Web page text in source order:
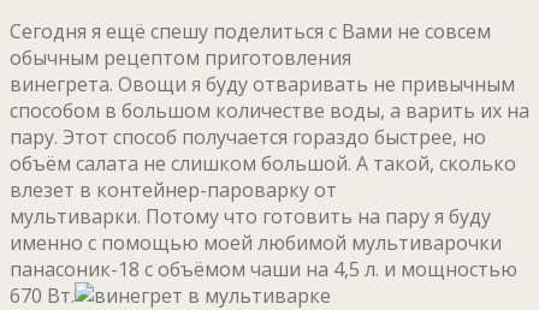
Сегодня я ещё спешу поделиться с Вами не совсем
обычным рецептом приготовления
винегрета. Овощи я буду отваривать не привычным
способом в большом количестве воды, а варить их на
пару. Этот способ получается гораздо быстрее, но
объём салата не слишком большой. А такой, сколько
влезет в контейнер-пароварку от
мультиварки. Потому что готовить на пару я буду
именно с помощью моей любимой мультиварочки
панасоник-18 с объёмом чаши на 4,5 л. и мощностью
670 Вт.